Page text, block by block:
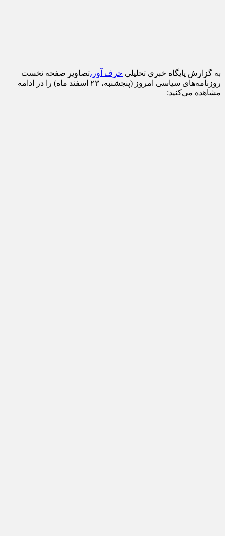
به گزارش پایگاه خبری تحلیلی حرف آور،تصاویر صفحه نخست
روزنامه‌های سیاسی امروز (پنجشنبه، ۲۳ اسفند ماه) را در ادامه
مشاهده می‌کنید: